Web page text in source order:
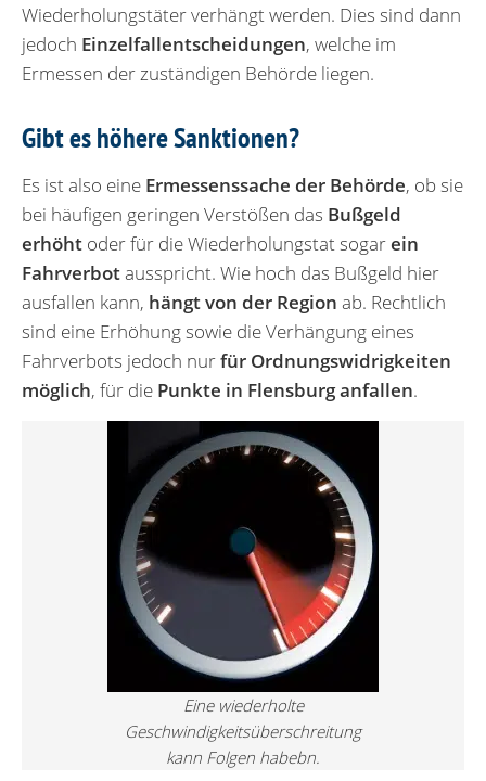
Wiederholungstäter verhängt werden. Dies sind dann
jedoch Einzelfallentscheidungen, welche im
Ermessen der zuständigen Behörde liegen.
Gibt es höhere Sanktionen?
Es ist also eine Ermessenssache der Behörde, ob sie
bei häufigen geringen Verstößen das Bußgeld
erhöht oder für die Wiederholungstat sogarein
Fahrverbotausspricht. Wie hoch das Bußgeld hier
ausfallen kann, hängt von der Region ab. Rechtlich
sind eine Erhöhung sowie die Verhängung eines
Fahrverbots jedoch nurfür Ordnungswidrigkeiten
möglich, für die Punkte in Flensburg anfallen.
Eine wiederholte
Geschwindigkeitsüberschreitung
kann Folgen habebn.